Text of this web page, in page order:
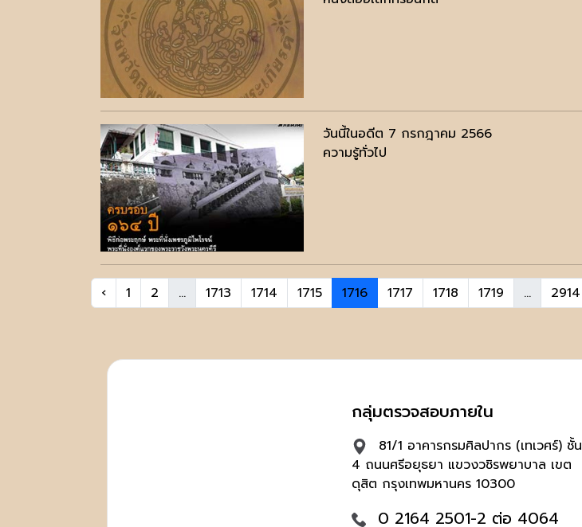
วันนี้ในอดีต 7 กรกฎาคม 2566
ความรู้ทั่วไป
‹ 1 2 ... 1713 1714 1715 1716 1717 1718 1719 ... 2914
กลุ่มตรวจสอบภายใน
81/1 อาคารกรมศิลปากร (เทเวศร์) ชั้น
4 ถนนศรีอยุธยา แขวงวชิรพยาบาล เขต
ดุสิต กรุงเทพมหานคร 10300
0 2164 2501-2 ต่อ 4064